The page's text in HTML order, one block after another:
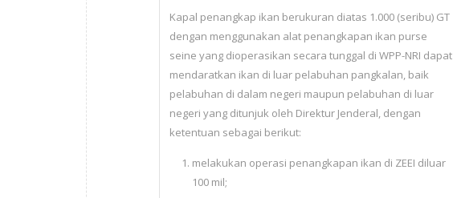
Kapal penangkap ikan berukuran diatas 1.000 (seribu) GT
dengan menggunakan alat penangkapan ikan purse
seine yang dioperasikan secara tunggal di WPP-NRI dapat
mendaratkan ikan di luar pelabuhan pangkalan, baik
pelabuhan di dalam negeri maupun pelabuhan di luar
negeri yang ditunjuk oleh Direktur Jenderal, dengan
ketentuan sebagai berikut:
melakukan operasi penangkapan ikan di ZEEI diluar
100 mil;